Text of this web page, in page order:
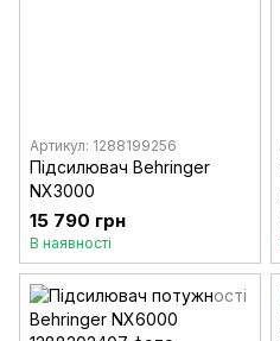
Артикул: 1288199256
Підсилювач Behringer
NX3000
15 790 грн
В наявності